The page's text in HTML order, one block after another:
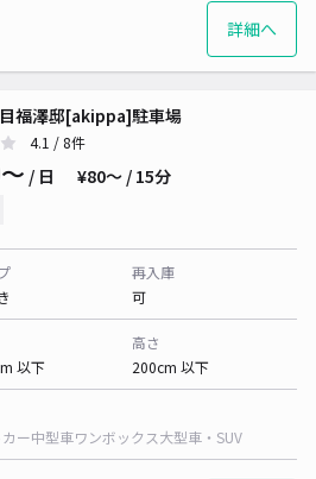
詳細へ
福澤邸[akippa]駐車場
4.1 / 8件
/ 日 ¥80〜 / 15分
再入庫
可
以下
高さ
200cm 以下
ー中型車ワンボックス大型車・SUV